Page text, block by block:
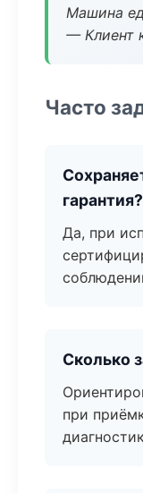
Машина
— Клиент
Часто
гарантия?
Да, при
Сколько
при